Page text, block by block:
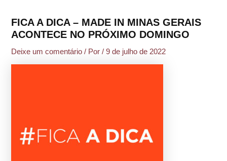
FICA A DICA – MADE IN MINAS GERAIS
ACONTECE NO PRÓXIMO DOMINGO
Deixe um comentário / Por/9 de julho de 2022